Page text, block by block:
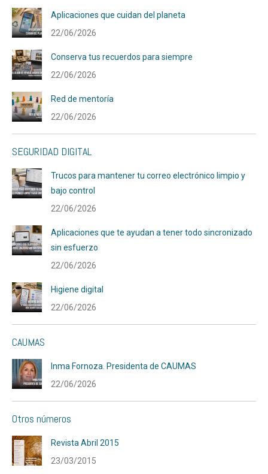
Aplicaciones que cuidan del planeta
22/06/2026
Conserva tus recuerdos para siempre
22/06/2026
Red de mentoría
22/06/2026
SEGURIDAD DIGITAL
Trucos para mantener tu correo electrónico limpio y
bajo control
22/06/2026
Aplicaciones que te ayudan a tener todo sincronizado
sin esfuerzo
22/06/2026
Higiene digital
22/06/2026
CAUMAS
Inma Fornoza. Presidenta de CAUMAS
22/06/2026
Otros números
Revista Abril 2015
23/03/2015